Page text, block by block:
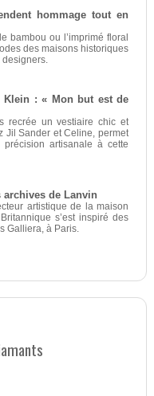
hommage tout en
bambou ou l’imprimé floral
des maisons historiques
Klein : « Mon but est de
recrée un vestiaire chic et
Jil Sander et Celine, permet
artisanale à cette
de Lanvin
artistique de la maison
s’est inspiré des
Galliera, à Paris.